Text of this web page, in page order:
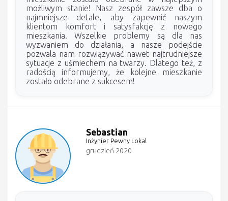
możliwym stanie! Nasz zespół zawsze dba o
najmniejsze detale, aby zapewnić naszym
klientom komfort i satysfakcję z nowego
mieszkania. Wszelkie problemy są dla nas
wyzwaniem do działania, a nasze podejście
pozwala nam rozwiązywać nawet najtrudniejsze
sytuacje z uśmiechem na twarzy. Dlatego też, z
radością informujemy, że kolejne mieszkanie
zostało odebrane z sukcesem!
Sebastian
Inżynier Pewny Lokal
grudzień 2020